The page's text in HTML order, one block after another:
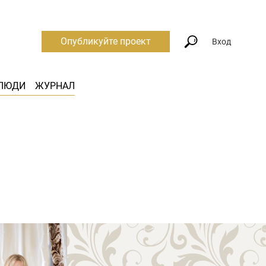
ЖУРНАЛ
Опубликуйте проект Вход